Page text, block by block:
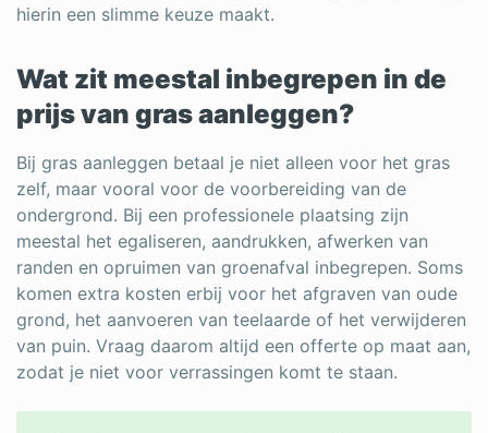
hierin een slimme keuze maakt.
Wat zit meestal inbegrepen in de
prijs van gras aanleggen?
Bij gras aanleggen betaal je niet alleen voor het gras
zelf, maar vooral voor de voorbereiding van de
ondergrond. Bij een professionele plaatsing zijn
meestal het egaliseren, aandrukken, afwerken van
randen en opruimen van groenafval inbegrepen. Soms
komen extra kosten erbij voor het afgraven van oude
grond, het aanvoeren van teelaarde of het verwijderen
van puin. Vraag daarom altijd een offerte op maat aan,
zodat je niet voor verrassingen komt te staan.